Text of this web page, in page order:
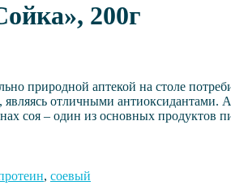
200г
природной аптекой на столе
отличными
соя – один из основных продуктов
, соевый